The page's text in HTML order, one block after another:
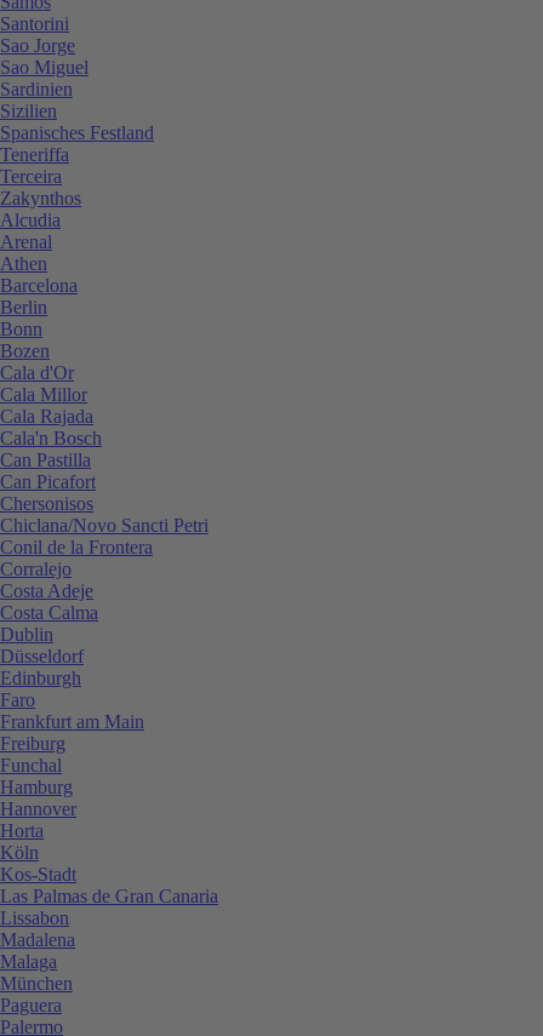
Santorini
Sao Jorge
Sao Miguel
Sardinien
Sizilien
Spanisches Festland
Teneriffa
Terceira
Zakynthos
Alcudia
Arenal
Athen
Barcelona
Berlin
Bonn
Bozen
Cala d'Or
Cala Millor
Cala Rajada
Cala'n Bosch
Can Pastilla
Can Picafort
Chersonisos
Chiclana/Novo Sancti Petri
Conil de la Frontera
Corralejo
Costa Adeje
Costa Calma
Dublin
Düsseldorf
Edinburgh
Faro
Frankfurt am Main
Freiburg
Funchal
Hamburg
Hannover
Horta
Köln
Kos-Stadt
Las Palmas de Gran Canaria
Lissabon
Madalena
Malaga
München
Paguera
Palermo